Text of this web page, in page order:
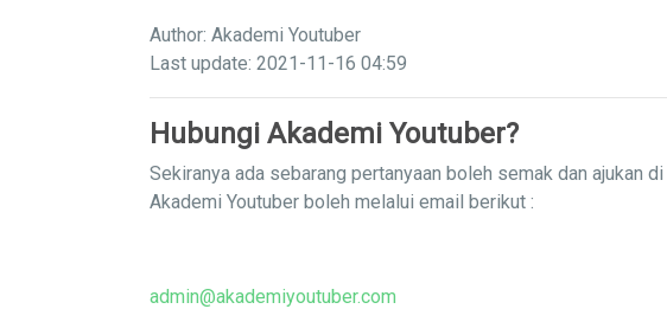
Author: Akademi Youtuber
Last update: 2021-11-16 04:59
Hubungi Akademi Youtuber?
Sekiranya ada sebarang pertanyaan boleh semak dan ajukan di
Akademi Youtuber boleh melalui email berikut :
admin@akademiyoutuber.com